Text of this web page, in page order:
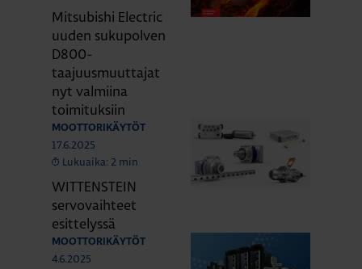
Mitsubishi Electric
uuden sukupolven
D800-
taajuusmuuttajat
nyt valmiina
toimituksiin
MOOTTORIKÄYTÖT
17.6.2025
Lukuaika: 2 min
WITTENSTEIN
servovaihteet
esittelyssä
MOOTTORIKÄYTÖT
4.6.2025